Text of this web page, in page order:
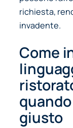
richiesta,
invadente.
Come
giusto